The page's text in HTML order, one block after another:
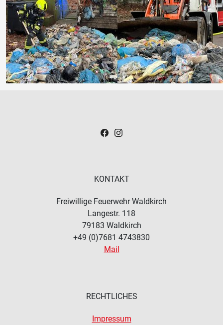
KONTAKT
Freiwillige Feuerwehr Waldkirch
Langestr. 118
79183 Waldkirch
+49 (0)7681 4743830
Mail
RECHTLICHES
Impressum